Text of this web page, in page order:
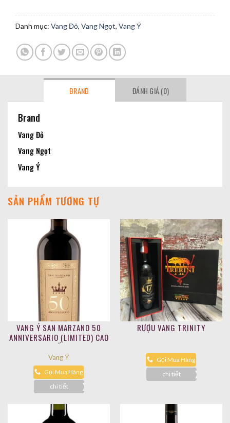
Danh mục: Vang Đỏ, Vang Ngọt, Vang Ý
BRAND ĐÁNH GIÁ (0)
Brand
Vang Đỏ
Vang Ngọt
Vang Ý
SẢN PHẨM TƯƠNG TỰ
VANG Ý SAN MARZANO 50
ANNIVERSARIO (LIMITED) CAO
CẤP
Vang Ý
Gọi Mua Hàng
chi tiết
RƯỢU VANG TRINITY
Gọi Mua Hàng
chi tiết